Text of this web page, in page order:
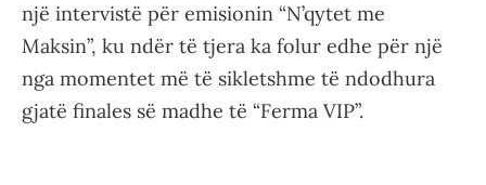
një intervistë për emisionin “N’qytet me
Maksin”, ku ndër të tjera ka folur edhe për një
nga momentet më të sikletshme të ndodhura
gjatë finales së madhe të “Ferma VIP”.